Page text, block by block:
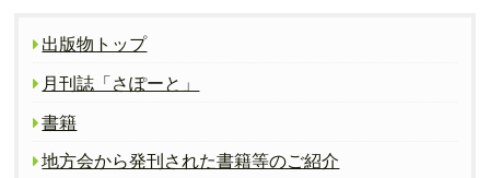
出版物トップ
月刊誌「さぽーと」
書籍
地方会から発刊された書籍等のご紹介